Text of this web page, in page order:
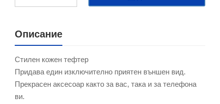
Описание
Стилен кожен тефтер
Придава един изключително приятен външен вид.
Прекрасен аксесоар както за вас, така и за телефона
ви.